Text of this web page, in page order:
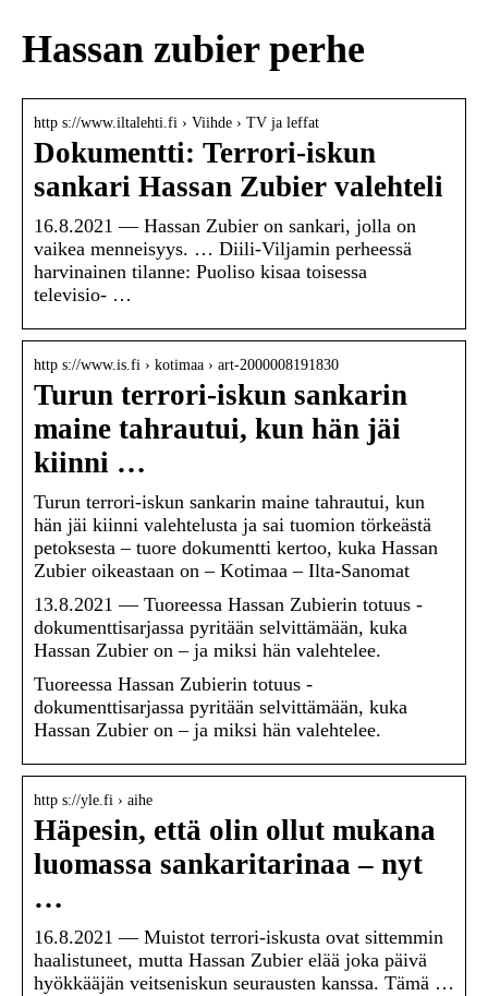
Hassan zubier perhe
http s://www.iltalehti.fi › Viihde › TV ja leffat
Dokumentti: Terrori-iskun
sankari Hassan Zubier valehteli
16.8.2021 — Hassan Zubier on sankari, jolla on
vaikea menneisyys. … Diili-Viljamin perheessä
harvinainen tilanne: Puoliso kisaa toisessa
televisio- …
http s://www.is.fi › kotimaa › art-2000008191830
Turun terrori-iskun sankarin
maine tahrautui, kun hän jäi
kiinni …
Turun terrori-iskun sankarin maine tahrautui, kun
hän jäi kiinni valehtelusta ja sai tuomion törkeästä
petoksesta – tuore dokumentti kertoo, kuka Hassan
Zubier oikeastaan on – Kotimaa – Ilta-Sanomat
13.8.2021 — Tuoreessa Hassan Zubierin totuus -
dokumenttisarjassa pyritään selvittämään, kuka
Hassan Zubier on – ja miksi hän valehtelee.
Tuoreessa Hassan Zubierin totuus -
dokumenttisarjassa pyritään selvittämään, kuka
Hassan Zubier on – ja miksi hän valehtelee.
http s://yle.fi › aihe
Häpesin, että olin ollut mukana
luomassa sankaritarinaa – nyt
…
16.8.2021 — Muistot terrori-iskusta ovat sittemmin
haalistuneet, mutta Hassan Zubier elää joka päivä
hyökkääjän veitseniskun seurausten kanssa. Tämä …